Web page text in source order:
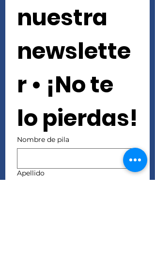
nuestra
newslette
r • ¡No te
lo pierdas!
Nombre de pila
Apellido